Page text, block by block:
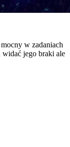
w zadaniach
widać jego braki ale